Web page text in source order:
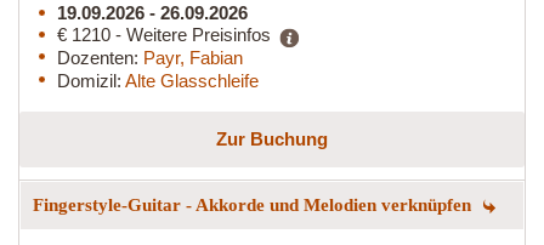
19.09.2026 - 26.09.2026
€ 1210 - Weitere Preisinfos
Dozenten: Payr, Fabian
Domizil: Alte Glasschleife
Zur Buchung
Fingerstyle-Guitar - Akkorde und Melodien verknüpfen